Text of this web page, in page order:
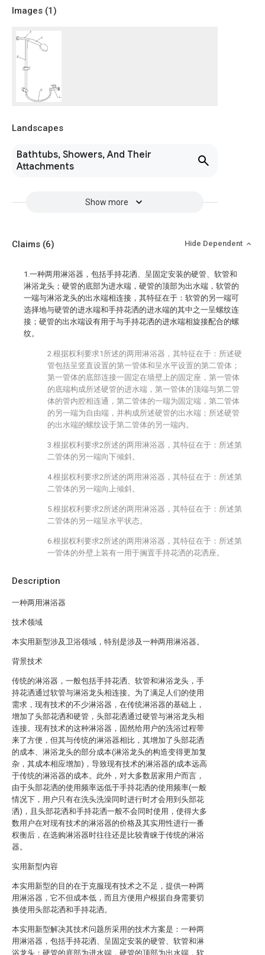
Images (1)
Landscapes
Bathtubs, Showers, And Their
Attachments
Show more
Description
一种两用淋浴器
技术领域
本实用新型涉及卫浴领域，特别是涉及一种两用淋浴器。
背景技术
传统的淋浴器，一般包括手持花洒、软管和淋浴龙头，手
持花洒通过软管与淋浴龙头相连接。为了满足人们的使用
需求，现有技术的不少淋浴器，在传统淋浴器的基础上，
增加了头部花洒和硬管，头部花洒通过硬管与淋浴龙头相
连接。现有技术的这种淋浴器，固然给用户的洗浴过程带
来了方便，但其与传统的淋浴器相比，其增加了头部花洒
的成本、淋浴龙头的部分成本(淋浴龙头的构造变得更加复
杂，其成本相应增加)，导致现有技术的淋浴器的成本远高
于传统的淋浴器的成本。此外，对大多数居家用户而言，
由于头部花洒的使用频率远低于手持花洒的使用频率(一般
情况下，用户只有在洗头洗澡同时进行时才会用到头部花
洒)，且头部花洒和手持花洒一般不会同时使用，使得大多
数用户在对现有技术的淋浴器的价格及其实用性进行一番
权衡后，在选购淋浴器时往往还是比较青睐于传统的淋浴
器。
实用新型内容
本实用新型的目的在于克服现有技术之不足，提供一种两
用淋浴器，它不但成本低，而且方便用户根据自身需要切
换使用头部花洒和手持花洒。
本实用新型解决其技术问题所采用的技术方案是：一种两
用淋浴器，包括手持花洒、呈固定安装的硬管、软管和淋
浴龙头；硬管的底部为进水端，硬管的顶部为出水端，软
Claims (6) Hide Dependent
1.一种两用淋浴器，包括手持花洒、呈固定安装的硬管、软管和
淋浴龙头；硬管的底部为进水端，硬管的顶部为出水端，软管的
一端与淋浴龙头的出水端相连接，其特征在于：软管的另一端可
选择地与硬管的进水端和手持花洒的进水端的其中之一呈螺纹连
接；硬管的出水端设有用于与手持花洒的进水端相旋接配合的螺
纹。
2.根据权利要求1所述的两用淋浴器，其特征在于：所述硬
管包括呈竖直设置的第一管体和呈水平设置的第二管体；
第一管体的底部连接一固定在墙壁上的固定座，第一管体
的底端构成所述硬管的进水端，第一管体的顶端与第二管
体的管内腔相连通，第二管体的一端为固定端，第二管体
的另一端为自由端，并构成所述硬管的出水端；所述硬管
的出水端的螺纹设于第二管体的另一端内。
3.根据权利要求2所述的两用淋浴器，其特征在于：所述第
二管体的另一端向下倾斜。
4.根据权利要求2所述的两用淋浴器，其特征在于：所述第
二管体的另一端向上倾斜。
5.根据权利要求2所述的两用淋浴器，其特征在于：所述第
二管体的另一端呈水平状态。
6.根据权利要求2所述的两用淋浴器，其特征在于：所述第
一管体的外壁上装有一用于搁置手持花洒的花洒座。